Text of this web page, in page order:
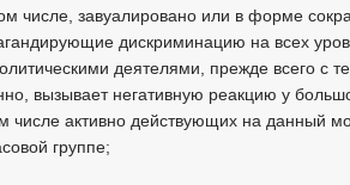
числе, завуалировано или в форме
дискриминацию на всех
деятелями, прежде всего с
вызывает негативную реакцию у
числе активно действующих на данный
группе;